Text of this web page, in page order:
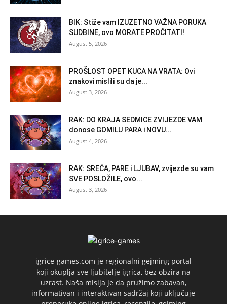
BIK: Stiže vam IZUZETNO VAŽNA PORUKA
SUDBINE, ovo MORATE PROČITATI!
August 5, 2026
PROŠLOST OPET KUCA NA VRATA: Ovi
znakovi mislili su da je...
August 3, 2026
RAK: DO KRAJA SEDMICE ZVIJEZDE VAM
donose GOMILU PARA i NOVU...
August 4, 2026
RAK: SREĆA, PARE i LJUBAV, zvijezde su vam
SVE POSLOŽILE, ovo...
August 3, 2026
igrice-games.com je regionalni gejming portal
koji okuplja sve ljubitelje igrica, bez obzira na
uzrast. Naša misija je da pružimo zabavan,
informativan i interaktivan sadržaj koji uključuje